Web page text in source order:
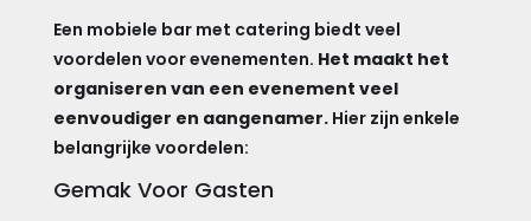
Een mobiele bar met catering biedt veel
voordelen voor evenementen. Het maakt het
organiseren van een evenement veel
eenvoudiger en aangenamer.Hier zijn enkele
belangrijke voordelen:
Gemak Voor Gasten